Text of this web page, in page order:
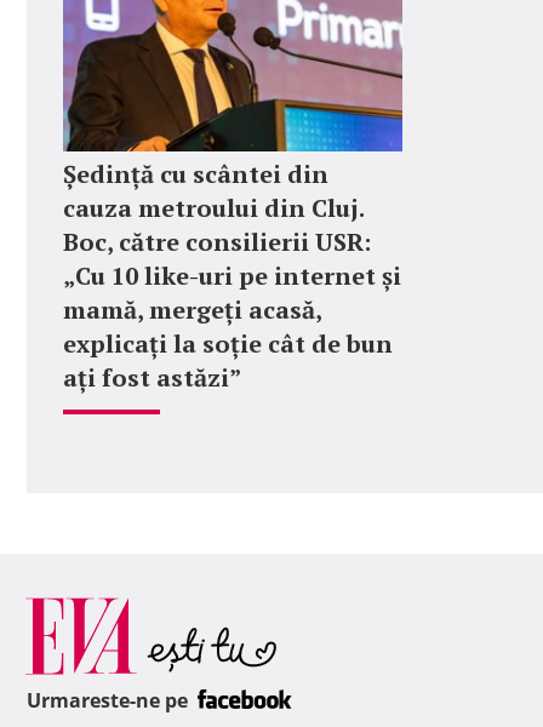
Ședință cu scântei din
cauza metroului din Cluj.
Boc, către consilierii USR:
„Cu 10 like-uri pe internet și
mamă, mergeți acasă,
explicați la soție cât de bun
ați fost astăzi”
Urmareste-ne pe